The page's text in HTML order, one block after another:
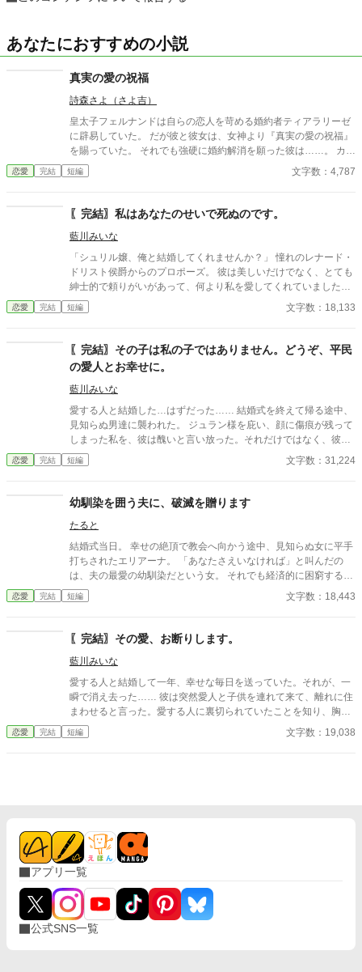
あなたにおすすめの小説
真実の愛の祝福
詩森さよ（さよ吉）
皇太子フェルナンドは自らの恋人を苛める婚約者ティアラリーゼ
に辟易していた。 だが彼と彼女は、女神より『真実の愛の祝福』
を賜っていた。 それでも強硬に婚約解消を願った彼は……。 カク
ヨム、小説家になろうにも掲載。 筆者は体調不良なことも多く、
コメントなどを受け取らない設定にしております。 どうぞよろし
恋愛 完結 短編 文字数：4,787
〖完結〗私はあなたのせいで死ぬのです。
藍川みいな
「シュリル嬢、俺と結婚してくれませんか？」 憧れのレナード・
ドリスト侯爵からのプロポーズ。 彼は美しいだけでなく、とても
紳士的で頼りがいがあって、何より私を愛してくれていました。
すごく幸せでした……あの日までは。 結婚して1年が過ぎた頃、
旦那様は愛人を連れて来ました。次々に愛人を連れて来て、愛人
えしてくれません。 そして、妹のダリアが旦那様の子を授かっ
た…… もう耐える事は出来ません。 旦那様、私はあなたのせいで
死にます。 だから、後悔しながら生きてください。 設定ゆるゆる
の、架空の世界のお話です。 全15話で完結になります。 この物
語は、主人公が8話で登場しなくなります。 感想の返信が出来な
くて、申し訳ありません。 たくさんの感想ありがとうございま
す。 次作の『もう二度とあなたの妻にはなりません！』は、この
お話の続編になっております。 このお話はバッドエンドでした
が、次作はただただシュリルが幸せになるお話です。 良かったら
恋愛 完結 短編 文字数：18,133
〖完結〗その子は私の子ではありません。どうぞ、平民
の愛人とお幸せに。
藍川みいな
愛する人と結婚した…はずだった…… 結婚式を終えて帰る途中、
見知らぬ男達に襲われた。 ジュラン様を庇い、顔に傷痕が残って
しまった私を、彼は醜いと言い放った。それだけではなく、彼の
子を身篭った愛人を連れて来て、彼女が産む子を私達の子として
育てると言い出した。 愛していた彼の本性を知った私は、復讐す
定ゆるゆるの、架空の世界のお話です。 ＊全16話で完結になりま
す。 ＊番外編、追加しました。
恋愛 完結 短編 文字数：31,224
幼馴染を囲う夫に、破滅を贈ります
たると
結婚式当日。 幸せの絶頂で教会へ向かう途中、見知らぬ女に平手
打ちされたエリアーナ。 「あなたさえいなければ」と叫んだの
は、夫の最愛の幼馴染だという女。 それでも経済的に困窮する実
家を救うため、エリアーナは泣き寝入りするしかなかった。
恋愛 完結 短編 文字数：18,443
〖完結〗その愛、お断りします。
藍川みいな
愛する人と結婚して一年、幸せな毎日を送っていた。それが、一
瞬で消え去った…… 彼は突然愛人と子供を連れて来て、離れに住
まわせると言った。愛する人に裏切られていたことを知り、胸が
苦しくなる。 邪魔なのは、私だ。 そう思った私は離婚を決意し、
邸を出て行こうとしたところを彼に見つかり部屋に閉じ込められ
恋愛 完結 短編 文字数：19,038
アプリ一覧
公式SNS一覧